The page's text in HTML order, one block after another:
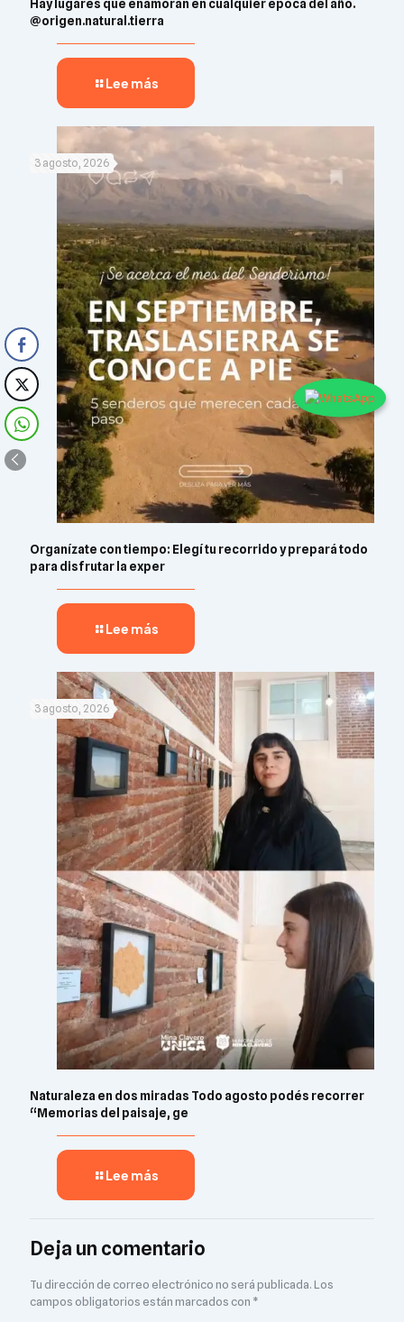
Hay lugares que enamoran en cualquier época del año.
@origen.natural.tierra
Lee más
3 agosto, 2026
Organízate con tiempo: Elegí tu recorrido y prepará todo
para disfrutar la exper
Lee más
3 agosto, 2026
Naturaleza en dos miradas Todo agosto podés recorrer
“Memorias del paisaje, ge
Lee más
Deja un comentario
Tu dirección de correo electrónico no será publicada.Los
campos obligatorios están marcados con *